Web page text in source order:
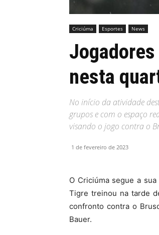
Criciúma Esportes News
nesta
No início da atividade
grupos e com o espaço
visando o jogo contra o
1 de fevereiro de 2023
O Criciúma segue a
Tigre treinou na tarde
confronto contra o
Bauer.